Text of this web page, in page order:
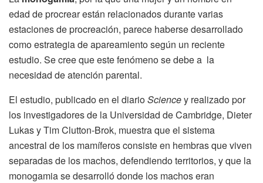
edad de procrear están relacionados durante varias
estaciones de procreación, parece haberse desarrollado
como estrategia de apareamiento según un reciente
estudio. Se cree que este fenómeno se debe a la
necesidad de atención parental.
El estudio, publicado en el diarioSciencey realizado por
los investigadores de la Universidad de Cambridge, Dieter
Lukas y Tim Clutton-Brok, muestra que el sistema
ancestral de los mamíferos consiste en hembras que viven
separadas de los machos, defendiendo territorios, y que la
monogamia se desarrolló donde los machos eran